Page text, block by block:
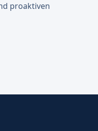
proaktiven